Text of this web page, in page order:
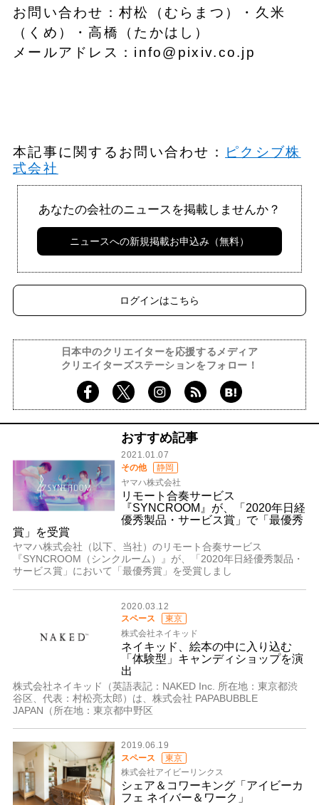
お問い合わせ：村松（むらまつ）・久米
（くめ）・高橋（たかはし）
メールアドレス：info@pixiv.co.jp
本記事に関するお問い合わせ：
ピクシブ株
式会社
あなたの会社のニュースを掲載しませんか？
ニュースへの新規掲載お申込み（無料）
ログインはこちら
日本中のクリエイターを応援するメディア
クリエイターズステーションをフォロー！
おすすめ記事
2021.01.07
その他
静岡
ヤマハ株式会社
リモート合奏サービス
『SYNCROOM』が、「2020年日経
優秀製品・サービス賞」で「最優秀
賞」を受賞
ヤマハ株式会社（以下、当社）のリモート合奏サービス
『SYNCROOM（シンクルーム）』が、「2020年日経優秀製品・
サービス賞」において「最優秀賞」を受賞しまし
2020.03.12
スペース
東京
株式会社ネイキッド
ネイキッド、絵本の中に⼊り込む
「体験型」キャンディショップを演
出
株式会社ネイキッド（英語表記：NAKED Inc. 所在地：東京都渋
⾕区、代表：村松亮太郎）は、株式会社 PAPABUBBLE
JAPAN（所在地：東京都中野区
2019.06.19
スペース
東京
株式会社アイビーリンクス
シェア＆コワーキング「アイビーカ
フェ ネイバー＆ワーク」